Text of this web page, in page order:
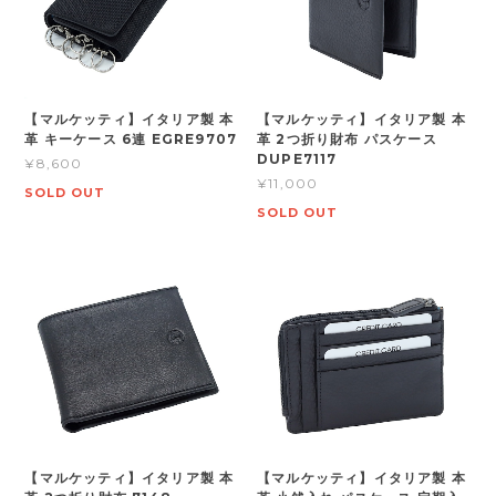
【マルケッティ】イタリア製 本
革 キーケース 6連 EGRE9707
¥8,600
SOLD OUT
【マルケッティ】イタリア製 本
革 2つ折り財布 パスケース
DUPE7117
¥11,000
SOLD OUT
【マルケッティ】イタリア製 本
【マルケッティ】イタリア製 本